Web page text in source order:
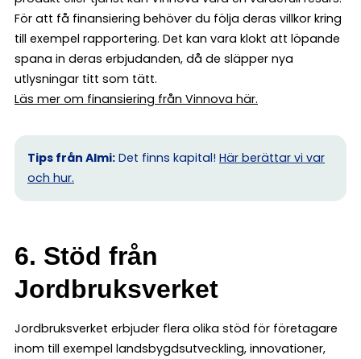
För att få finansiering behöver du följa deras villkor kring
till exempel rapportering. Det kan vara klokt att löpande
spana in deras erbjudanden, då de släpper nya
utlysningar titt som tätt.
Läs mer om finansiering från Vinnova här.
Tips från Almi: Det finns kapital! Här berättar vi var
och hur.
6. Stöd från
Jordbruksverket
Jordbruksverket erbjuder flera olika stöd för företagare
inom till exempel landsbygdsutveckling, innovationer,